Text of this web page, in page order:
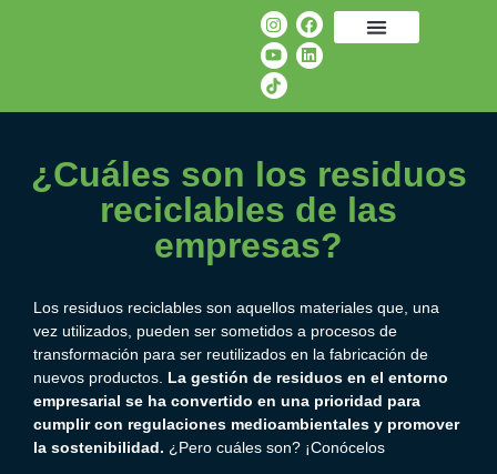
¿Cuáles son los residuos
reciclables de las
empresas?
Los residuos reciclables son aquellos materiales que, una
vez utilizados, pueden ser sometidos a procesos de
transformación para ser reutilizados en la fabricación de
nuevos productos. La gestión de residuos en el entorno
empresarial se ha convertido en una prioridad para
cumplir con regulaciones medioambientales y promover
la sostenibilidad. ¿Pero cuáles son? ¡Conócelos